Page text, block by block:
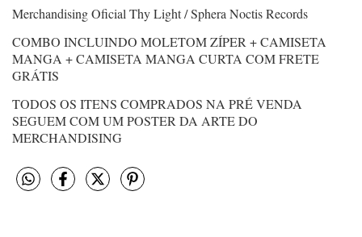
Merchandising Oficial Thy Light / Sphera Noctis Records
COMBO INCLUINDO MOLETOM ZÍPER + CAMISETA
MANGA + CAMISETA MANGA CURTA COM FRETE
GRÁTIS
TODOS OS ITENS COMPRADOS NA PRÉ VENDA
SEGUEM COM UM POSTER DA ARTE DO
MERCHANDISING